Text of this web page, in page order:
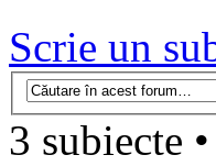
Scrie un
3 subiecte